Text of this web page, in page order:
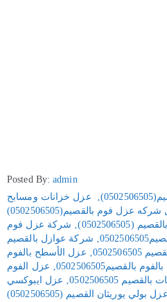
Posted By:admin
‚
عزل خزانات ومسابح
عزل فوم بالقصيم(0502506505)
‚ شركة عزل فوم
‚ شركة عوازل بالقصيم
‚ عزل الأسطح بالفوم
بالقصيم0502506505 ‚ عزل الفوم
0502506505
‚ عزل ايبوكسي
عزل بولي يوريثان القصيم (0502506505)